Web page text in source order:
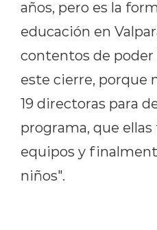
años, pero es la
educación en
contentos de poder
este cierre, porque
19 directoras para
programa, que
equipos y
niños".